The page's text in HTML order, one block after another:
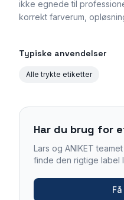
ikke egnede til
korrekt farverum,
Typiske anvendelser
Alle trykte etiketter
Har du brug for
Lars og ANIKET
finde den rigtige label